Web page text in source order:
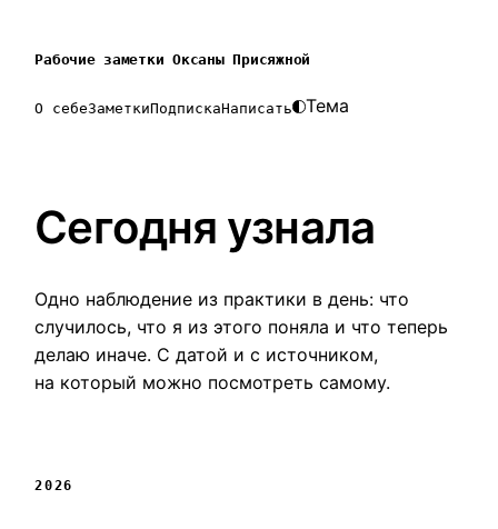
Рабочие заметки Оксаны Присяжной
О себеЗаметкиПодпискаНаписать Тема
Сегодня узнала
Одно наблюдение из практики в день: что
случилось, что я из этого поняла и что теперь
делаю иначе. С датой и с источником,
на который можно посмотреть самому.
2026